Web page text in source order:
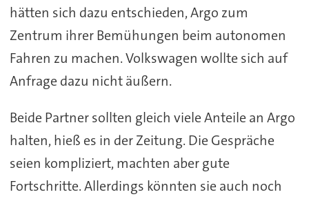
hätten sich dazu entschieden, Argo zum
Zentrum ihrer Bemühungen beim autonomen
Fahren zu machen. Volkswagen wollte sich auf
Anfrage dazu nicht äußern.
Beide Partner sollten gleich viele Anteile an Argo
halten, hieß es in der Zeitung. Die Gespräche
seien kompliziert, machten aber gute
Fortschritte. Allerdings könnten sie auch noch